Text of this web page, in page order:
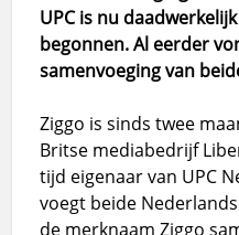
UPC is nu
begonnen. Al eerder
samenvoeging van
Ziggo is sinds twee
Britse mediabedrijf
tijd eigenaar van UPC
voegt beide
de merknaam Ziggo